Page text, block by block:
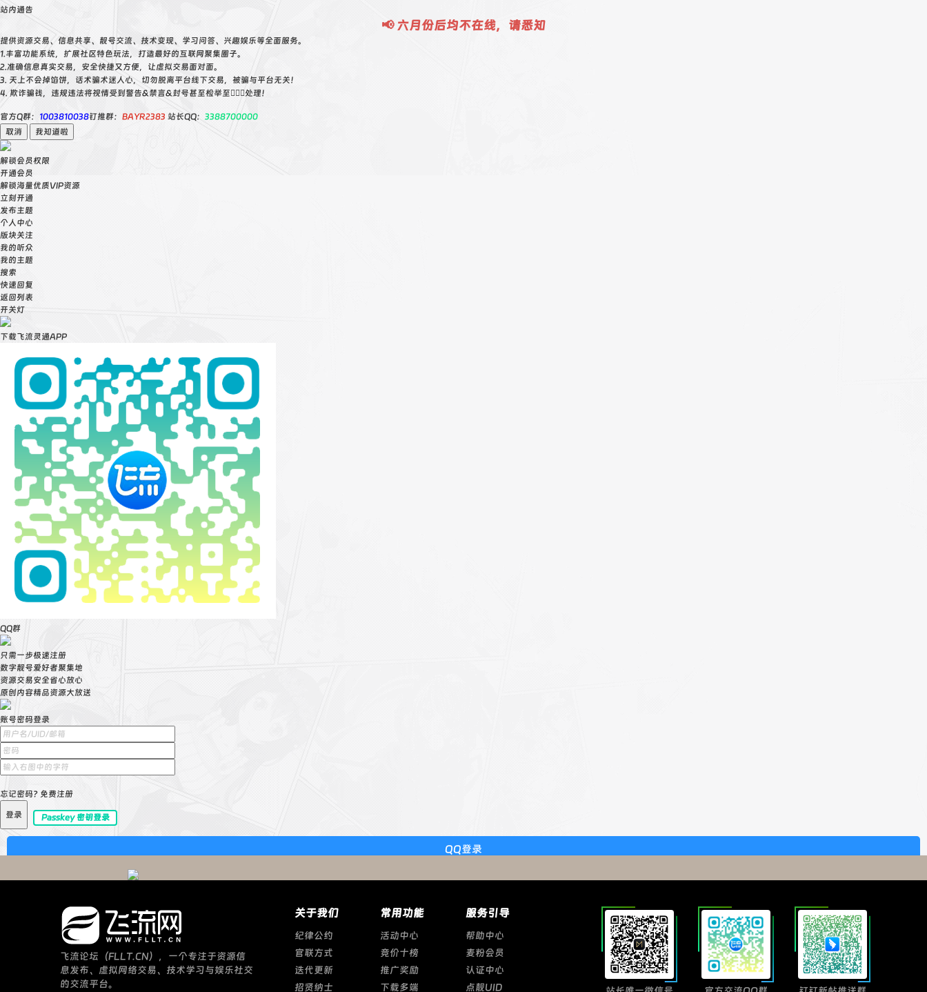
站内通告
📢 六月份后均不在线，请悉知
提供资源交易、信息共享、靓号交流、技术变现、学习问答、兴趣娱乐等全面服务。
1.丰富功能系统，扩展社区特色玩法，打造最好的互联网聚集圈子。
2.准确信息真实交易，安全快捷又方便，让虚拟交易面对面。
3. 天上不会掉馅饼，话术骗术迷人心，切勿脱离平台线下交易，被骗与平台无关！
4. 欺诈骗钱，违规违法将视情受到警告&禁言&封号甚至检举至👮🏻‍♀️处理！
官方Q群： 1003810038钉推群： BAYR2383 站长QQ： 3388700000
取消
我知道啦
解锁会员权限
开通会员
解锁海量优质VIP资源
立刻开通
发布主题
个人中心
版块关注
我的听众
我的主题
搜索
快速回复
返回列表
开关灯
下载飞流灵通APP
QQ群
只需一步极速注册
数字靓号爱好者聚集地
资源交易安全省心放心
原创内容精品资源大放送
账号密码登录
忘记密码? 免费注册
登录 Passkey 密钥登录
QQ登录
飞流论坛（FLLT.CN），一个专注于资源信
息发布、虚拟网络交易、技术学习与娱乐社交
的交流平台。
关于我们
纪律公约
官联方式
迭代更新
招贤纳士
常用功能
活动中心
竞价十榜
推广奖励
下载多端
服务引导
帮助中心
麦粉会员
认证中心
点靓UID